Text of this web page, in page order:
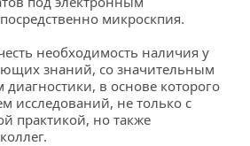
микроскпия.
необходимость наличия у
знаний, со значительным
в основе которого
исследований, не только с
практикой, но также